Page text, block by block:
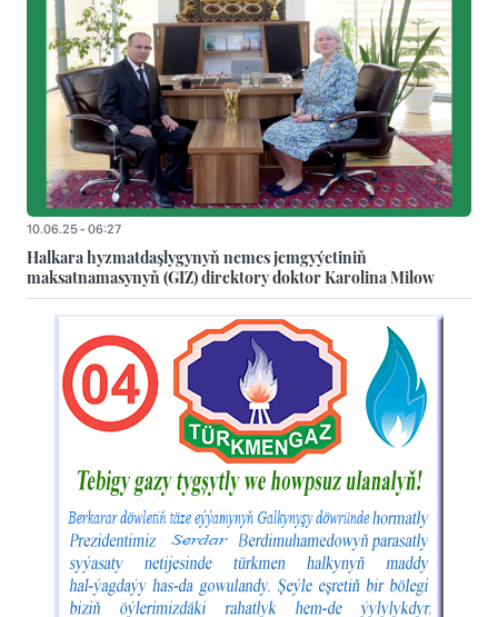
10.06.25 - 06:27
Halkara hyzmatdaşlygynyň nemes jemgyýetiniň
maksatnamasynyň (GIZ) direktory doktor Karolina Milow